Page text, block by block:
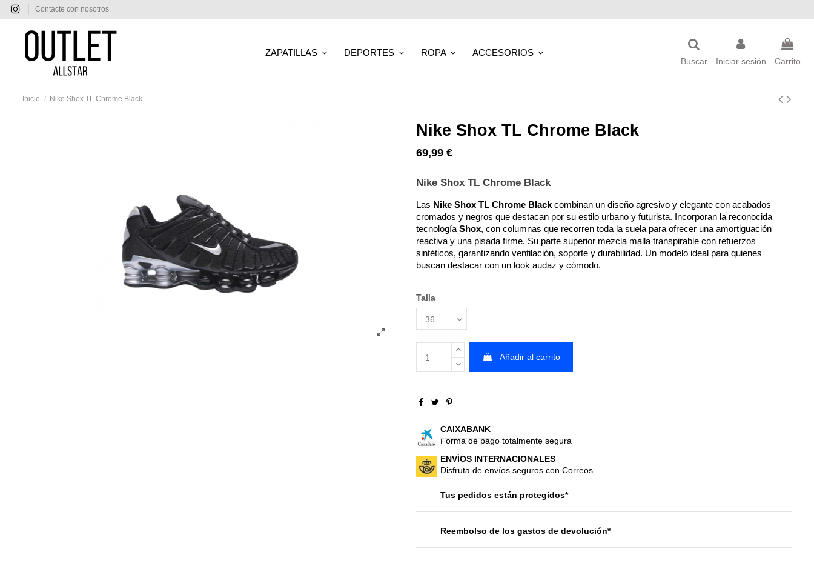
Contacte con nosotros
ZAPATILLAS DEPORTES ROPA
ACCESORIOS
Buscar
Iniciar sesión Carrito
Inicio Nike Shox TL Chrome Black
Nike Shox TL Chrome Black
69,99 €
Nike Shox TL Chrome Black
Las Nike Shox TL Chrome Black combinan un diseño agresivo y elegante con acabados
cromados y negros que destacan por su estilo urbano y futurista. Incorporan la reconocida
tecnología Shox, con columnas que recorren toda la suela para ofrecer una amortiguación
reactiva y una pisada firme. Su parte superior mezcla malla transpirable con refuerzos
sintéticos, garantizando ventilación, soporte y durabilidad. Un modelo ideal para quienes
buscan destacar con un look audaz y cómodo.
Talla
Añadir al carrito
CAIXABANK
Forma de pago totalmente segura
ENVÍOS INTERNACIONALES
Disfruta de envíos seguros con Correos.
Tus pedidos están protegidos*
Reembolso de los gastos de devolución*